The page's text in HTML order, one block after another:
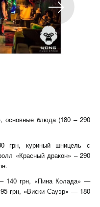
основные блюда (180 – 290
грн, куриный шницель с
«Красный дракон» – 290
140 грн, «Пина Колада» —
грн, «Виски Сауэр» — 180